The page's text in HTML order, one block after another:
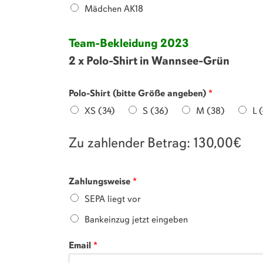
Mädchen AK18
Team-Bekleidung 2023
2 x Polo-Shirt in Wannsee-Grün
Polo-Shirt (bitte Größe angeben) *
XS (34)
S (36) M (38) L
Zu zahlender Betrag: 130,00€
Zahlungsweise *
SEPA liegt vor
Bankeinzug jetzt eingeben
Email *